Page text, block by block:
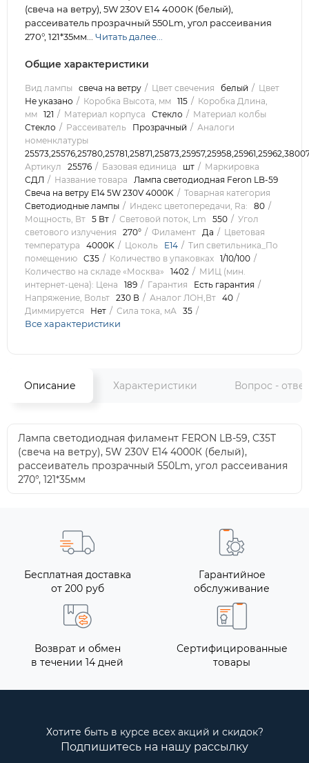
(свеча на ветру), 5W 230V E14 4000К (белый),
рассеиватель прозрачный 550Lm, угол рассеивания
270°, 121*35мм... Читать далее...
Общие характеристики
Вид лампы свеча на ветру Цвет свечения белый
Цвет
Не указано
Коробка Высота, мм 115
Коробка Длина,
мм 121 Материал корпуса Стекло
Материал колбы
Стекло
Рассеиватель Прозрачный
Аналоги
номенклатуры
Артикул
25576 Базовая единица шт
Маркировка
СДЛ
Название товара
Лампа светодиодная Feron LB-59
Свеча на ветру E14 5W 230V 4000K
Товарная категория
Светодиодные лампы
Индекс цветопередачи, Ra:
80
Мощность, Вт 5 Вт Световой поток, Lm 550
Угол
светового излучения
270° Филамент Да
Цветовая
температура
4000K Цоколь E14
Тип светильника_По
помещению C35 Количество в упаковках 1/10/100
Количество на складе «Москва»
1402
МИЦ (мин.
интернет-цена): Цена
189 Гарантия
Есть гарантия
Напряжение, Вольт 230 В Аналог ЛОН,Вт 40
Диммируется
Нет Сила тока, мА 35
Все характеристики
Описание Характеристики Вопрос -
Лампа светодиодная филамент FERON LB-59, C35T
(свеча на ветру), 5W 230V E14 4000К (белый),
рассеиватель прозрачный 550Lm, угол рассеивания
270°, 121*35мм
Бесплатная доставка
от 200 руб
Гарантийное
обслуживание
Возврат и обмен
в течении 14 дней
Сертифицированные
товары
Хотите быть в курсе всех акций и скидок?
Подпишитесь на нашу рассылку